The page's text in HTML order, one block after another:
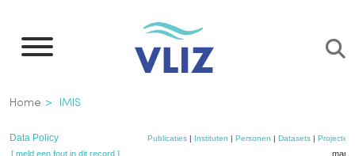
naar
inhoud
gaan
Kruimelpad
Home IMIS
Data Policy Publicaties| Instituten | Personen | Datasets| Projecten
[ meld een fout in dit record ]